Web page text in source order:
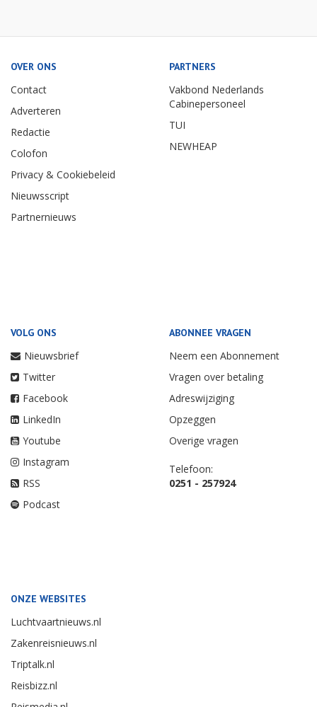
OVER ONS
Contact
Adverteren
Redactie
Colofon
Privacy & Cookiebeleid
Nieuwsscript
Partnernieuws
PARTNERS
Vakbond Nederlands
Cabinepersoneel
TUI
NEWHEAP
VOLG ONS
Nieuwsbrief
Twitter
Facebook
LinkedIn
Youtube
Instagram
RSS
Podcast
ABONNEE VRAGEN
Neem een Abonnement
Vragen over betaling
Adreswijziging
Opzeggen
Overige vragen
Telefoon:
0251 - 257924
ONZE WEBSITES
Luchtvaartnieuws.nl
Zakenreisnieuws.nl
Triptalk.nl
Reisbizz.nl